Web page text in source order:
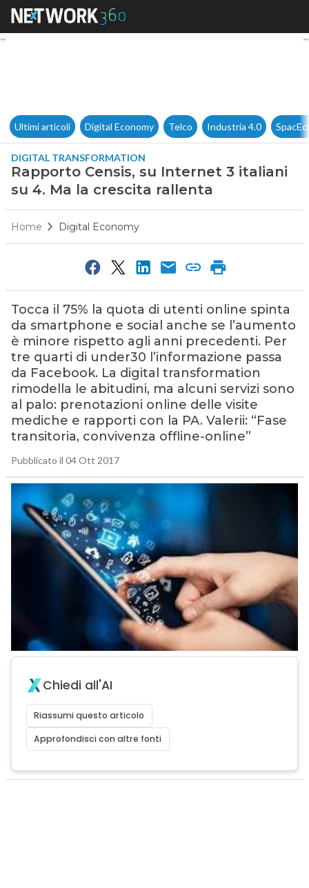
Rapporto Censis, su Internet
Ultimi articoli Digital Economy Telco Industria 4.0
DIGITAL TRANSFORMATION
Rapporto Censis, su Internet 3 italiani
su 4. Ma la crescita rallenta
Home Digital Economy
Tocca il 75% la quota di utenti online spinta
da smartphone e social anche se l’aumento
è minore rispetto agli anni precedenti. Per
tre quarti di under30 l’informazione passa
da Facebook. La digital transformation
rimodella le abitudini, ma alcuni servizi sono
al palo: prenotazioni online delle visite
mediche e rapporti con la PA. Valerii: “Fase
transitoria, convivenza offline-online”
Pubblicato il 04 Ott 2017
Chiedi all'AI
Riassumi questo articolo
Approfondisci con altre fonti